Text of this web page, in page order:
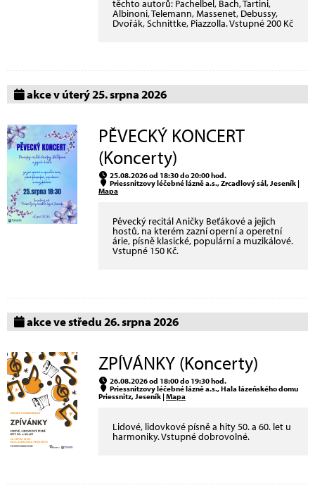
těchto autorů: Pachelbel, Bach, Tartini,
Albinoni, Telemann, Massenet, Debussy,
Dvořák, Schnittke, Piazzolla. Vstupné 200 Kč
akce v úterý 25. srpna 2026
PĚVECKÝ KONCERT
(Koncerty)
25.08.2026 od 18:30 do 20:00 hod.
Priessnitzovy léčebné lázně a.s., Zrcadlový sál, Jeseník |
Mapa
Pěvecký recitál Aničky Beťákové a jejich
hostů, na kterém zazní operní a operetní
árie, písně klasické, populární a muzikálové.
Vstupné 150 Kč.
akce ve středu 26. srpna 2026
ZPÍVÁNKY (Koncerty)
26.08.2026 od 18:00 do 19:30 hod.
Priessnitzovy léčebné lázně a.s., Hala lázeňského domu
Priessnitz, Jeseník |Mapa
Lidové, lidovkové písně a hity 50. a 60. let u
harmoniky. Vstupné dobrovolné.